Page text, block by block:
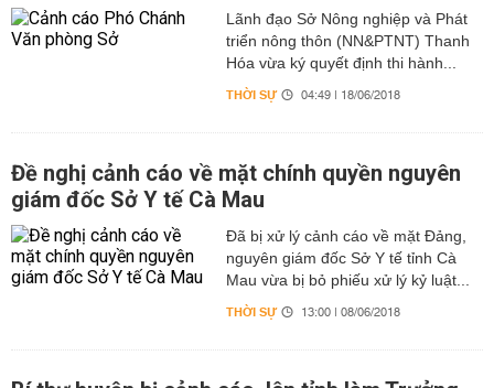
Lãnh đạo Sở Nông nghiệp và Phát
triển nông thôn (NN&PTNT) Thanh
Hóa vừa ký quyết định thi hành...
THỜI SỰ 04:49 | 18/06/2018
Đề nghị cảnh cáo về mặt chính quyền nguyên
giám đốc Sở Y tế Cà Mau
Đã bị xử lý cảnh cáo về mặt Đảng,
nguyên giám đốc Sở Y tế tỉnh Cà
Mau vừa bị bỏ phiếu xử lý kỷ luật...
THỜI SỰ 13:00 | 08/06/2018